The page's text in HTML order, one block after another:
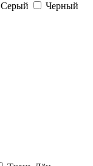
Серый
Черный